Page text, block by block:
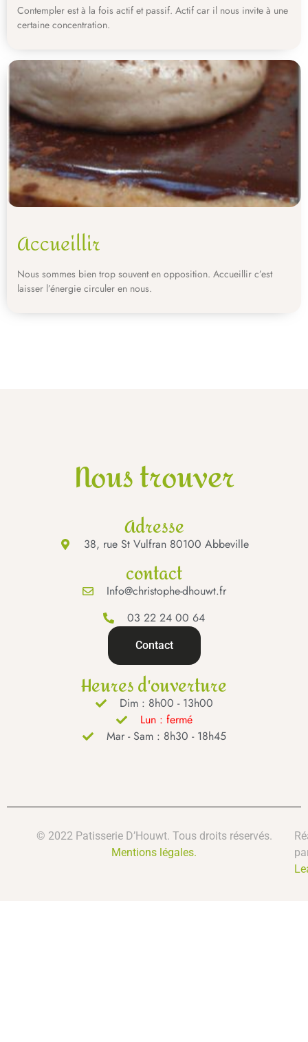
Contempler est à la fois actif et passif. Actif car il nous invite à une
certaine concentration.
Accueillir
Nous sommes bien trop souvent en opposition. Accueillir c’est
laisser l’énergie circuler en nous.
Nous trouver
Adresse
38, rue St Vulfran 80100 Abbeville
contact
Info@christophe-dhouwt.fr
03 22 24 00 64
Contact
Heures d'ouverture
Dim : 8h00 - 13h00
Lun : fermé
Mar - Sam : 8h30 - 18h45
© 2022 Patisserie D’Houwt. Tous droits réservés.
Mentions légales.